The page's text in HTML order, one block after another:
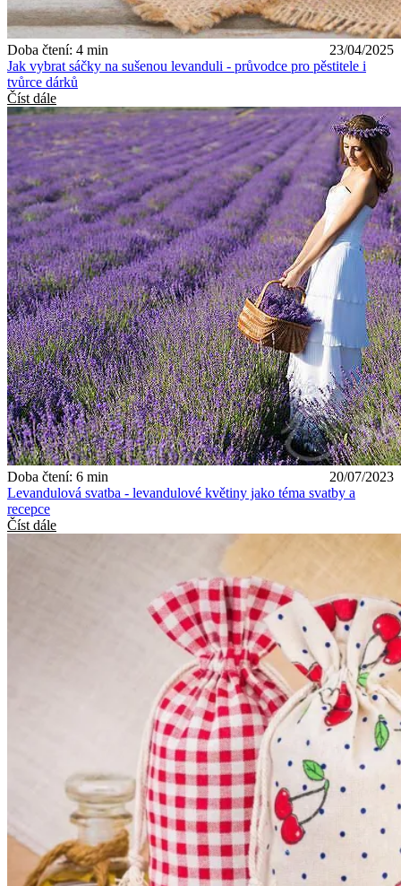
Doba čtení: 4 min
23/04/2025
Jak vybrat sáčky na sušenou levanduli - průvodce pro pěstitele i
tvůrce dárků
Číst dále
Doba čtení: 6 min
20/07/2023
Levandulová svatba - levandulové květiny jako téma svatby a
recepce
Číst dále